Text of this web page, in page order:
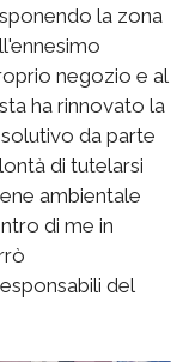
la zona
negozio e al
ha rinnovato la
da parte
di tutelarsi
ambientale
di me in
del